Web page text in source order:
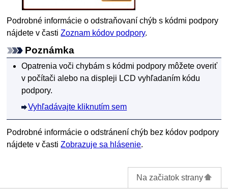
Podrobné informácie o odstraňovaní chýb s kódmi podpory
nájdete v častiZoznam kódov podpory.
Poznámka
Opatrenia voči chybám s kódmi podpory môžete overiť
v počítači alebo na displeji LCD vyhľadaním kódu
podpory.
Vyhľadávajte kliknutím sem
Podrobné informácie o odstránení chýb bez kódov podpory
nájdete v častiZobrazuje sa hlásenie.
Na začiatok strany